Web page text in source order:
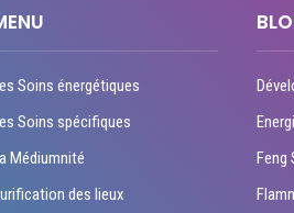
Soins énergétiques
Soins spécifiques
Médiumnité
des lieux
Feng